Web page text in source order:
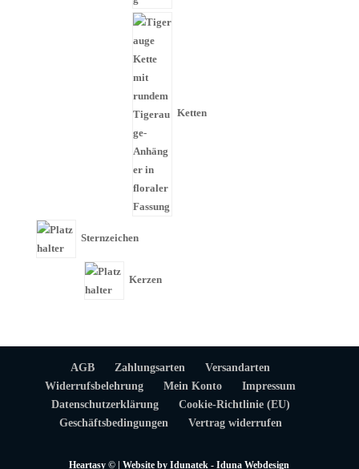
Ketten
Sternzeichen
Kerzen
AGB Zahlungsarten
Versandarten
Widerrufsbelehrung
Mein Konto
Impressum
Datenschutzerklärung
Cookie-Richtlinie (EU)
Geschäftsbedingungen
Vertrag widerrufen
Heartasy © | Website byIdunatek -Iduna Webdesign